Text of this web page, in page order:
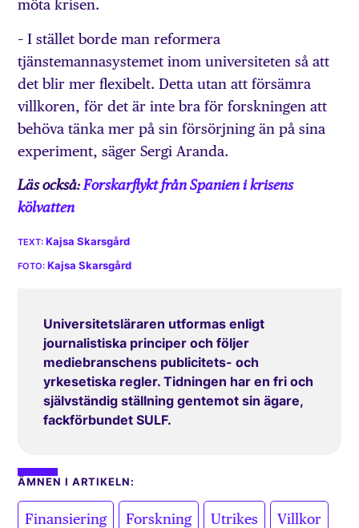
möta krisen.
– I stället borde man reformera
tjänstemannasystemet inom universiteten så att
det blir mer flexibelt. Detta utan att försämra
villkoren, för det är inte bra för forskningen att
behöva tänka mer på sin försörjning än på sina
experiment, säger Sergi Aranda.
Läs också:Forskarflykt från Spanien i krisens
kölvatten
Kajsa Skarsgård
Kajsa Skarsgård
Universitetsläraren utformas enligt
journalistiska principer och följer
mediebranschens publicitets- och
yrkesetiska regler. Tidningen har en fri och
självständig ställning gentemot sin ägare,
fackförbundet SULF.
ÄMNEN I ARTIKELN:
Finansiering Forskning Utrikes Villkor